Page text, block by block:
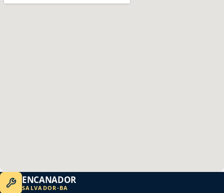
ENCANADOR
SALVADOR-BA